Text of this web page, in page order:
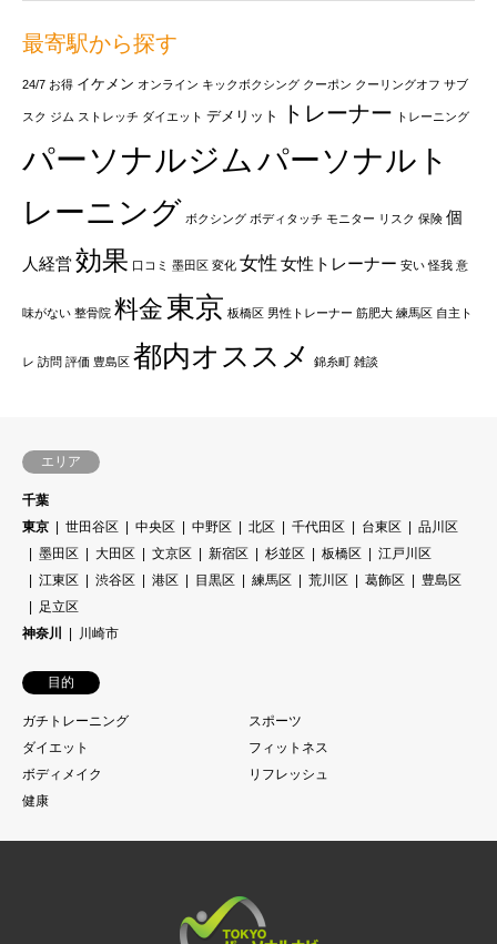
最寄駅から探す
24/7 お得 イケメン オンライン キックボクシング クーポン クーリングオフ サブ
スク ジム ストレッチ ダイエット デメリット トレーナー トレーニング
パーソナルジム パーソナルト
レーニング ボクシング ボディタッチ モニター リスク 保険 個
人経営効果 口コミ 墨田区 変化 女性 女性トレーナー 安い 怪我 意
味がない 整骨院 料金 東京 板橋区 男性トレーナー 筋肥大 練馬区 自主ト
レ 訪問 評価 豊島区 都内オススメ 錦糸町 雑談
エリア
千葉
東京
世田谷区 中央区 中野区 北区 千代田区 台東区
品川区
墨田区
大田区 文京区 新宿区 杉並区 板橋区
江戸川区
江東区
渋谷区 港区 目黒区 練馬区 荒川区 葛飾区
豊島区
足立区
神奈川
川崎市
目的
ガチトレーニング
スポーツ
ダイエット
フィットネス
ボディメイク
リフレッシュ
健康